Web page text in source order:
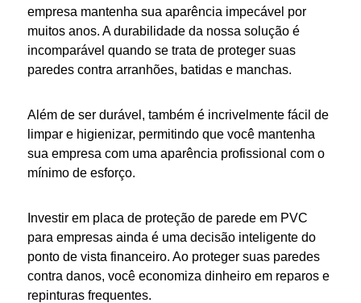
empresa mantenha sua aparência impecável por
muitos anos. A durabilidade da nossa solução é
incomparável quando se trata de protegersuas
paredescontra arranhões, batidas e manchas.
Além de ser durável, também é incrivelmente fácil de
limpar e higienizar, permitindo que você mantenha
sua empresa com uma aparência profissional com o
mínimo de esforço.
Investir em placa de proteção de parede em PVC
para empresasainda é uma decisão inteligente do
ponto de vista financeiro. Ao protegersuas paredes
contra danos, você economiza dinheiro em reparos e
repinturas frequentes.